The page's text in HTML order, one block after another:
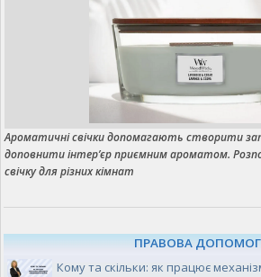
Ароматичні свічки допомагають створити
доповнити інтер’єр приємним ароматом.
свічку для різних кімнат
ПРАВОВА
Кому та скільки: як працює